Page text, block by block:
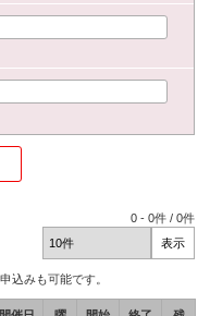
0 -0件 /0件
込みも可能です。